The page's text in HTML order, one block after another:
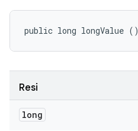
public long longValue ()
Resi
long